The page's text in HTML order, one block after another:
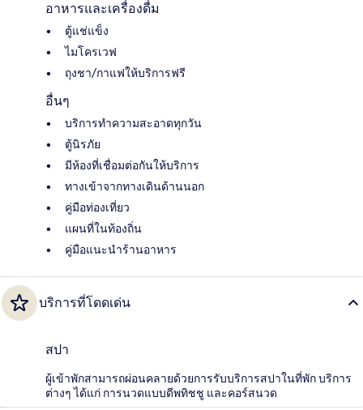
อาหารและเครื่องดื่ม
ตู้แช่แข็ง
ไมโครเวฟ
ถุงชา/กาแฟให้บริการฟรี
อื่นๆ
บริการทำความสะอาดทุกวัน
ตู้นิรภัย
มีห้องที่เชื่อมต่อกันให้บริการ
ทางเข้าจากทางเดินด้านนอก
คู่มือท่องเที่ยว
แผนที่ในท้องถิ่น
คู่มือแนะนำร้านอาหาร
บริการที่โดดเด่น
สปา
ผู้เข้าพักสามารถผ่อนคลายด้วยการรับบริการสปาในที่พัก บริการ
ต่างๆ ได้แก่ การนวดแบบดีพทิชชู และคอร์สนวด